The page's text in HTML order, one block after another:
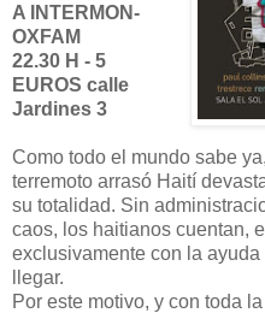
A INTERMON-
OXFAM
22.30 H - 5
EUROS calle
Jardines 3
Como todo el mundo sabe
terremoto arrasó Haití
su totalidad. Sin
caos, los haitianos cuentan,
exclusivamente con la
llegar.
Por este motivo, y con toda